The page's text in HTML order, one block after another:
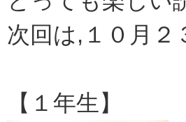
次回は,１０月
【１